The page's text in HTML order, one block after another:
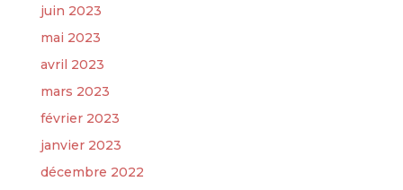
juin 2023
mai 2023
avril 2023
mars 2023
février 2023
janvier 2023
décembre 2022